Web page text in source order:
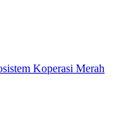
Koperasi Merah